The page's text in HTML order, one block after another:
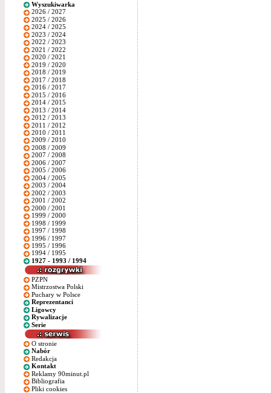
Wyszukiwarka
2026 / 2027
2025 / 2026
2024 / 2025
2023 / 2024
2022 / 2023
2021 / 2022
2020 / 2021
2019 / 2020
2018 / 2019
2017 / 2018
2016 / 2017
2015 / 2016
2014 / 2015
2013 / 2014
2012 / 2013
2011 / 2012
2010 / 2011
2009 / 2010
2008 / 2009
2007 / 2008
2006 / 2007
2005 / 2006
2004 / 2005
2003 / 2004
2002 / 2003
2001 / 2002
2000 / 2001
1999 / 2000
1998 / 1999
1997 / 1998
1996 / 1997
1995 / 1996
1994 / 1995
1927 - 1993 / 1994
PZPN
Mistrzostwa Polski
Puchary w Polsce
Reprezentanci
Ligowcy
Rywalizacje
Serie
O stronie
Nabór
Redakcja
Kontakt
Reklamy 90minut.pl
Bibliografia
Pliki cookies